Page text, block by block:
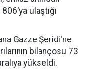
806'ya ulaştığı
Gazze Şeridi'ne
bilançosu 73
yükseldi.